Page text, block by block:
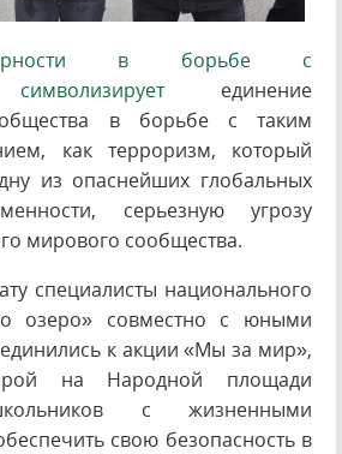
в борьбе с
символизируетединение
в борьбе с таким
как терроризм, который
из опаснейших глобальных
серьезную угрозу
мирового сообщества.
специалисты национального
озеро» совместно с юными
к акции «Мы за мир»,
на Народной площади
с жизненными
свою безопасность в